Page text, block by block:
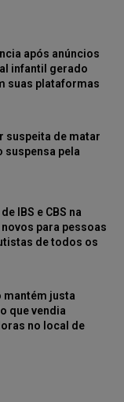
após anúncios
infantil gerado
suas plataformas
suspeita de matar
suspensa pela
IBS e CBS na
para pessoas
de todos os
justa
que vendia
no local de